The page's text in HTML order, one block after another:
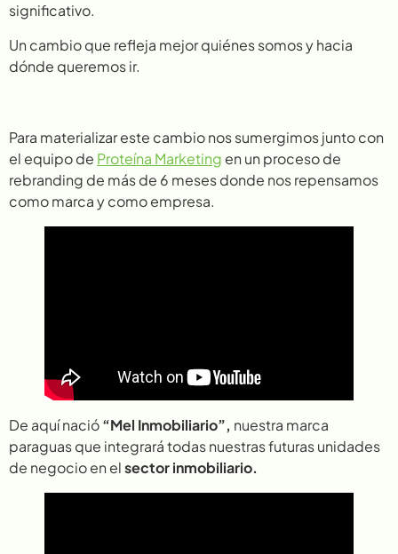
significativo.
Un cambio que refleja mejor quiénes somos y hacia
dónde queremos ir.
Para materializar este cambio nos sumergimos junto con
el equipo de Proteína Marketing en un proceso de
rebranding de más de 6 meses donde nos repensamos
como marca y como empresa.
De aquí nació“Mel Inmobiliario”, nuestra marca
paraguas que integrará todas nuestras futuras unidades
de negocio en elsector inmobiliario.